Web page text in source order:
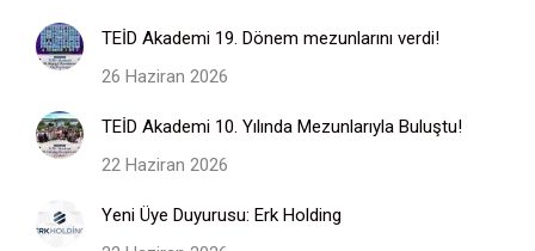
TEİD Akademi 19. Dönem mezunlarını verdi!
26 Haziran 2026
TEİD Akademi 10. Yılında Mezunlarıyla Buluştu!
22 Haziran 2026
Yeni Üye Duyurusu: Erk Holding